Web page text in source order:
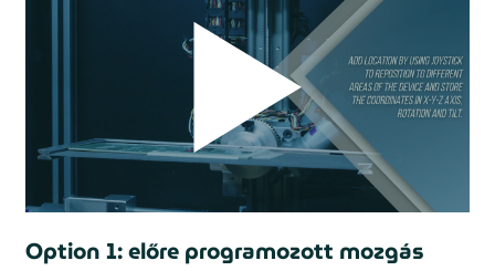
Option 1: előre programozott mozgás